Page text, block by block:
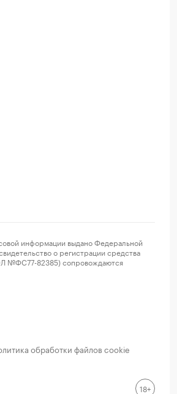
информации выдано Федеральной
о регистрации средства
№ФС77-82385) сопровождаются
обработки файлов cookie
18+